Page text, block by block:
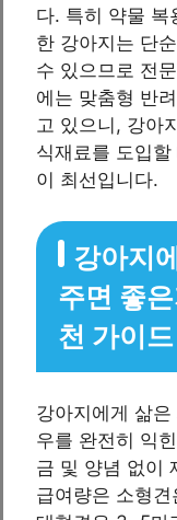
다. 특히 약물 복
한 강아지는 단
수 있으므로 전
에는 맞춤형 반
고 있으니, 강아
식재료를 도입
이 최선입니다.
강아지
주면 좋
천 가이드
강아지에게 삶
우를 완전히 익
금 및 양념 없이
급여량은 소형